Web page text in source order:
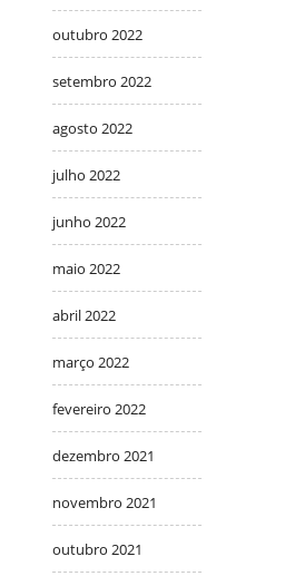
outubro 2022
setembro 2022
agosto 2022
julho 2022
junho 2022
maio 2022
abril 2022
março 2022
fevereiro 2022
dezembro 2021
novembro 2021
outubro 2021